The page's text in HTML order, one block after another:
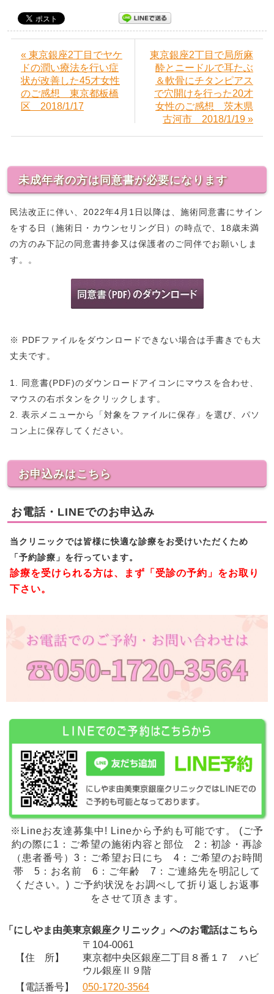
« 東京銀座2丁目でヤケ
ドの潤い療法を行い症
状が改善した45才女性
のご感想 東京都板橋
区 2018/1/17
東京銀座2丁目で局所麻
酔とニードルで耳たぶ
＆軟骨にチタンピアス
で穴開けを行った20才
女性のご感想 茨木県
古河市 2018/1/19 »
未成年者の方は同意書が必要になります
民法改正に伴い、2022年4月1日以降は、施術同意書にサイン
をする日（施術日・カウンセリング日）の時点で、18歳未満
の方のみ下記の同意書持参又は保護者のご同伴でお願いしま
す。。
※ PDFファイルをダウンロードできない場合は手書きでも大
丈夫です。
1. 同意書(PDF)のダウンロードアイコンにマウスを合わせ、
マウスの右ボタンをクリックします。
2. 表示メニューから「対象をファイルに保存」を選び、パソ
コン上に保存してください。
お申込みはこちら
お電話・LINEでのお申込み
当クリニックでは皆様に快適な診療をお受けいただくため
「予約診療」を行っています。
診療を受けられる方は、まず「受診の予約」をお取り
下さい。
※Lineお友達募集中! Lineから予約も可能です。 (ご予
約の際に1：ご希望の施術内容と部位 2：初診・再診
（患者番号）3：ご希望お日にち 4：ご希望のお時間
帯 5：お名前 6：ご年齢 7：ご連絡先を明記して
ください。) ご予約状況をお調べして折り返しお返事
をさせて頂きます。
「にしやま由美東京銀座クリニック」へのお電話はこちら
【住 所】
〒104-0061
東京都中央区銀座二丁目８番１７ ハビ
ウル銀座Ⅱ９階
【電話番号】
050-1720-3564